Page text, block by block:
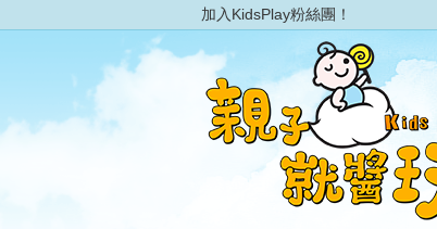
加入KidsPlay粉絲團！